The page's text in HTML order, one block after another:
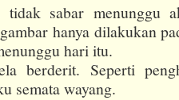
sabar menunggu
hanya dilakukan
hari itu.
berderit. Seperti
semata wayang.